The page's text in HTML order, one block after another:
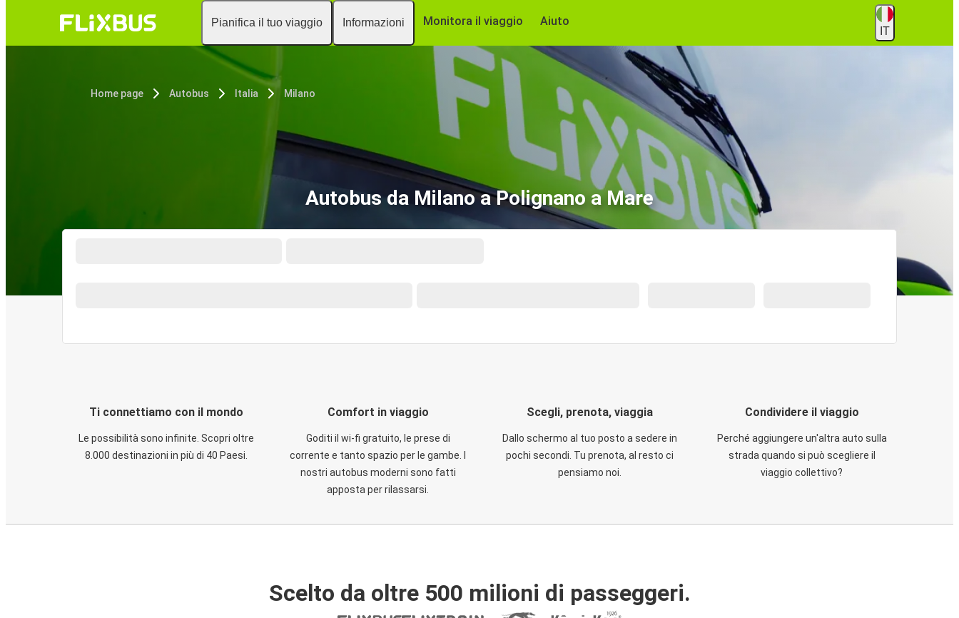
Pianifica il tuo viaggio Informazioni Monitora il viaggio Aiuto
IT
Home page Autobus Italia Milano
Autobus da Milano a Polignano a Mare
Ti connettiamo con il mondo
Le possibilità sono infinite. Scopri oltre
8.000 destinazioni in più di 40 Paesi.
Comfort in viaggio
Goditi il wi-fi gratuito, le prese di
corrente e tanto spazio per le gambe. I
nostri autobus moderni sono fatti
apposta per rilassarsi.
Scegli, prenota, viaggia
Dallo schermo al tuo posto a sedere in
pochi secondi. Tu prenota, al resto ci
pensiamo noi.
Condividere il viaggio
Perché aggiungere un'altra auto sulla
strada quando si può scegliere il
viaggio collettivo?
Scelto da oltre 500 milioni di passeggeri.